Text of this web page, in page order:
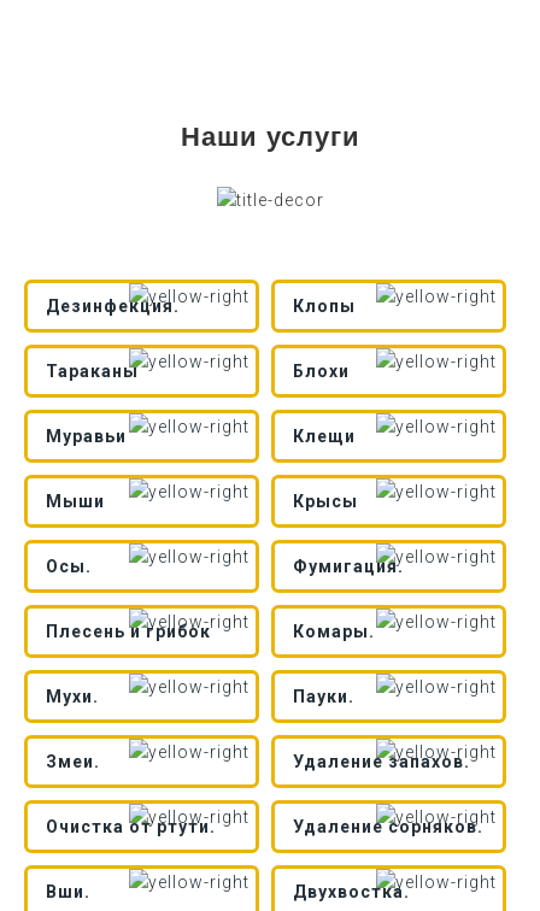
Наши услуги
Дезинфекция. Клопы
Тараканы Блохи
Муравьи Клещи
Мыши Крысы
Осы. Фумигация.
Плесень и грибок Комары.
Мухи. Пауки.
Змеи. Удаление запахов.
Очистка от ртути. Удаление сорняков.
Вши. Двухвостка.